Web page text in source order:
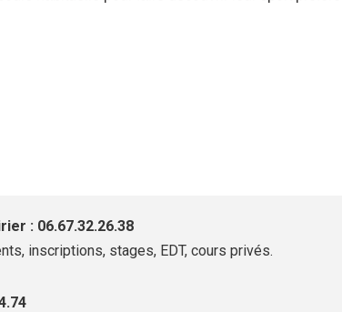
: 06.67.32.26.38
inscriptions, stages, EDT, cours privés.